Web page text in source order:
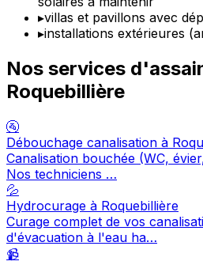
▸villas et pavillons avec
▸installations extérieures
Nos services
Roquebillière
🚰
Débouchage canalisation à
Canalisation bouchée (WC,
Nos techniciens …
💦
Hydrocurage à Roquebillière
Curage complet de vos
d'évacuation à l'eau ha…
📹